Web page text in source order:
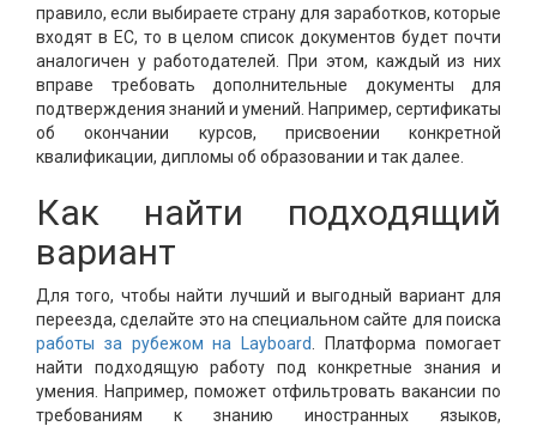
правило, если выбираете страну для заработков, которые
входят в ЕС, то в целом список документов будет почти
аналогичен у работодателей. При этом, каждый из них
вправе требовать дополнительные документы для
подтверждения знаний и умений. Например, сертификаты
об окончании курсов, присвоении конкретной
квалификации, дипломы об образовании и так далее.
Как найти подходящий
вариант
Для того, чтобы найти лучший и выгодный вариант для
переезда, сделайте это на специальном сайте для поиска
работы за рубежом на Layboard
. Платформа помогает
найти подходящую работу под конкретные знания и
умения. Например, поможет отфильтровать вакансии по
требованиям к знанию иностранных языков,